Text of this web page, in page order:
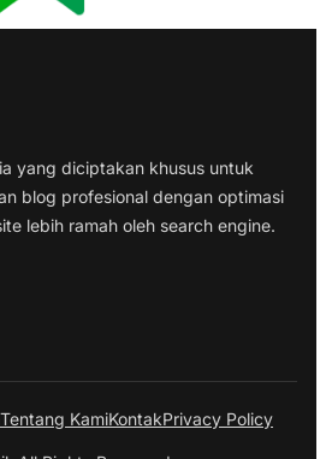
yang diciptakan khusus untuk
blog profesional dengan optimasi
lebih ramah oleh search engine.
Tentang KamiKontakPrivacy Policy